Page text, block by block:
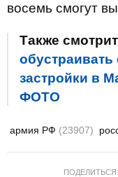
восемь смогут
Также
застройки в
ФОТО
армия РФ (23907)
ПОДЕЛИТЬСЯ: